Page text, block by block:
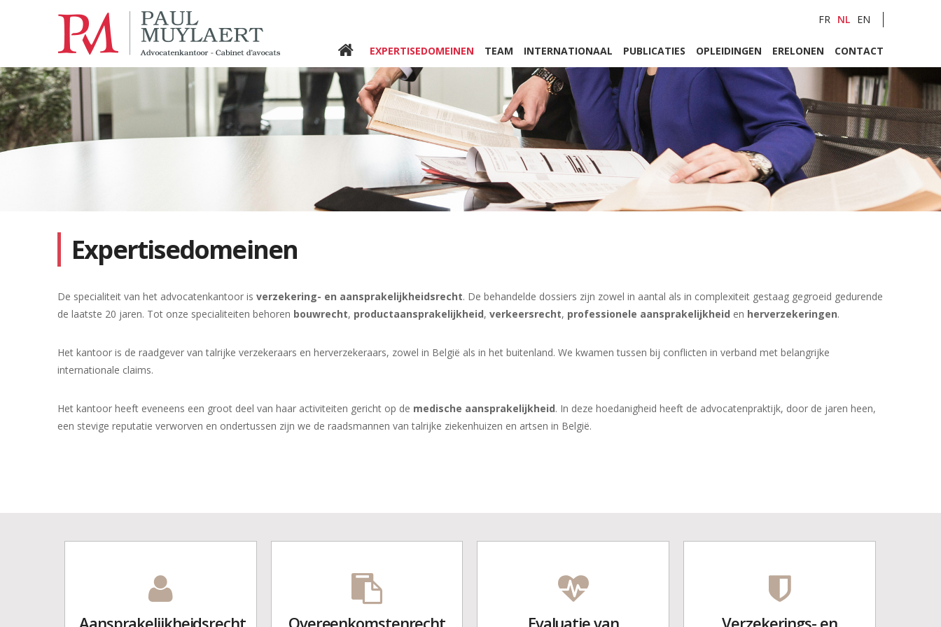
FR NL EN
EXPERTISEDOMEINEN TEAM INTERNATIONAAL PUBLICATIES OPLEIDINGEN ERELONEN CONTACT
Expertisedomeinen
De specialiteit van het advocatenkantoor is verzekering- en aansprakelijkheidsrecht. De behandelde dossiers zijn zowel in aantal als in complexiteit gestaag gegroeid gedurende
de laatste 20 jaren. Tot onze specialiteiten behoren bouwrecht, productaansprakelijkheid, verkeersrecht, professionele aansprakelijkheid en herverzekeringen.
Het kantoor is de raadgever van talrijke verzekeraars en herverzekeraars, zowel in België als in het buitenland. We kwamen tussen bij conflicten in verband met belangrijke
internationale claims.
Het kantoor heeft eveneens een groot deel van haar activiteiten gericht op de medische aansprakelijkheid. In deze hoedanigheid heeft de advocatenpraktijk, door de jaren heen,
een stevige reputatie verworven en ondertussen zijn we de raadsmannen van talrijke ziekenhuizen en artsen in België.
Aansprakelijkheidsrecht
Overeenkomstenrecht
Evaluatie van lichamelijke schade
Verzekerings- en herverzekeringsrecht
Gezondheidsrecht
Verkeersrecht
Bouwrecht
Aansprakelijkheidsrecht Overeenkomstenrecht
Evaluatie van
Verzekerings- en